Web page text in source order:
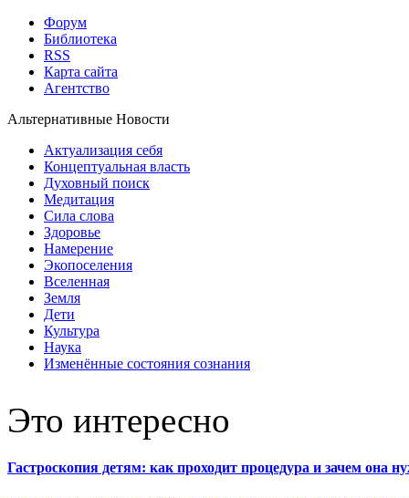
Форум
Библиотека
RSS
Карта сайта
Агентство
Альтернативные Новости
Актуализация себя
Концептуальная власть
Духовный поиск
Медитация
Сила слова
Здоровье
Намерение
Экопоселения
Вселенная
Земля
Дети
Культура
Наука
Изменённые состояния сознания
Это интересно
Гастроскопия детям: как проходит процедура и зачем она